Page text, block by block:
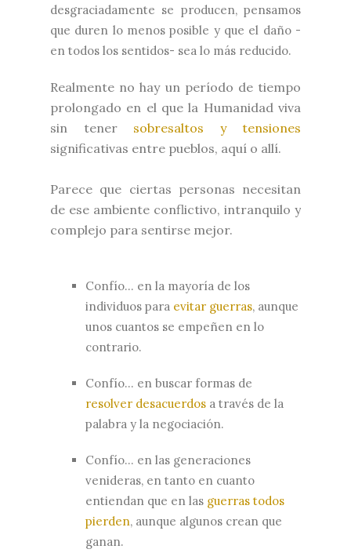
desgraciadamente se producen, pensamos
que duren lo menos posible y que el daño -
en todos los sentidos- sea lo más reducido.
Realmente no hay un período de tiempo
prolongado en el que la Humanidad viva
sin tener sobresaltos y tensiones
significativas entre pueblos, aquí o allí.
Parece que ciertas personas necesitan
de ese ambiente conflictivo, intranquilo y
complejo para sentirse mejor.
Confío… en la mayoría de los
individuos para evitar guerras, aunque
unos cuantos se empeñen en lo
contrario.
Confío… en buscar formas de
resolver desacuerdos a través de la
palabra y la negociación.
Confío… en las generaciones
venideras, en tanto en cuanto
entiendan que en las guerras todos
pierden, aunque algunos crean que
ganan.